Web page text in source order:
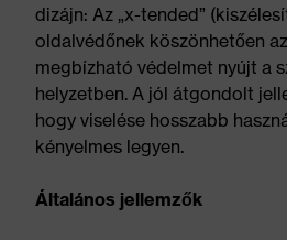
dizájn: Az „x-tended”
oldalvédőnek köszönhetően
megbízható védelmet nyújt a
helyzetben. A jól átgondolt
hogy viselése hosszabb
kényelmes legyen.
Általános jellemzők